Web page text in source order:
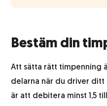
Bestäm din
Att sätta rätt timpenning
delarna när du driver ditt
är att debitera minst 1,5